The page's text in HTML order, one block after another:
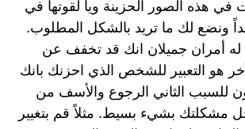
في هذه الصور الحزينة ويا لقوتها في
ونضع لك ما تريد بالشكل المطلوب.
له أمران جميلان انك قد تخفف عن
هو التعبير للشخص الذي احزنك بانك
للسبب الثاني الرجوع والأسف من
مشكلتك بشيء بسيط. مثلاً قم بتغيير